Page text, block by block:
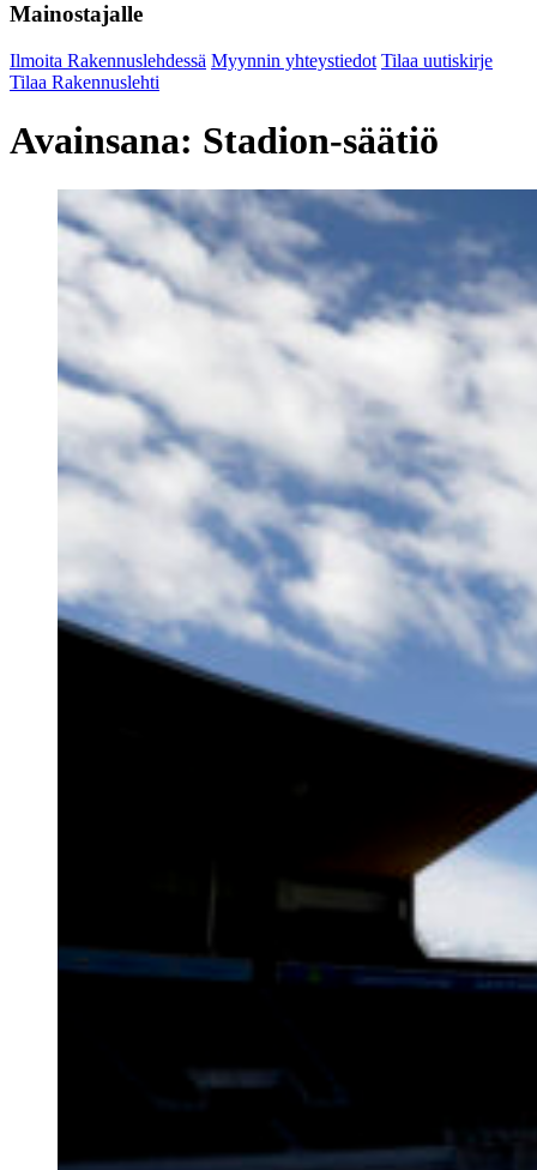
Mainostajalle
Ilmoita Rakennuslehdessä Myynnin yhteystiedot Tilaa uutiskirje
Tilaa Rakennuslehti
Avainsana: Stadion-säätiö